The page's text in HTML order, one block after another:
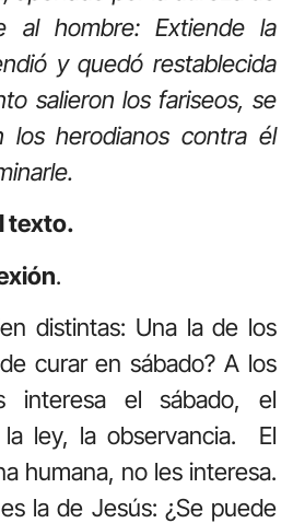
al hombre: Extiende la
y quedó restablecida
salieron los fariseos, se
los herodianos contra él
texto.
.
distintas: Una la de los
curar en sábado? A los
interesa el sábado, el
ley, la observancia. El
humana, no les interesa.
la de Jesús: ¿Se puede